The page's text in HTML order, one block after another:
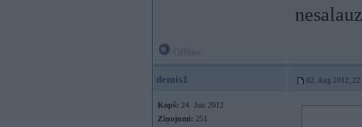
demis1 02. Aug 2012,
Kopš: 24. Jun 2012
Ziņojumi: 251